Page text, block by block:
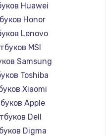
Huawei
Honor
Lenovo
MSI
Samsung
Toshiba
Xiaomi
Apple
Dell
Digma